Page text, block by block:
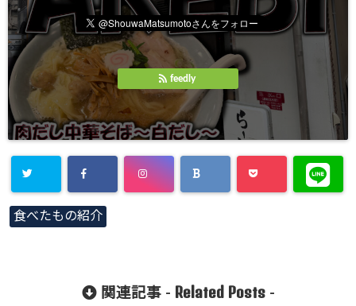
feedly
食べたもの紹介
関連記事 - Related Posts-